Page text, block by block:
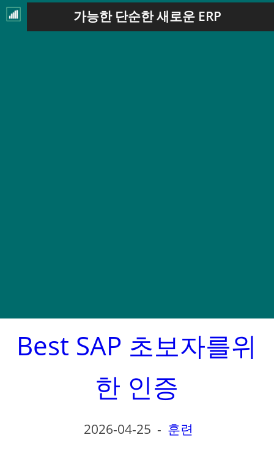
가능한 단순한 새로운 ERP
Best SAP 초보자를위
한 인증
2026-04-25 - 훈련